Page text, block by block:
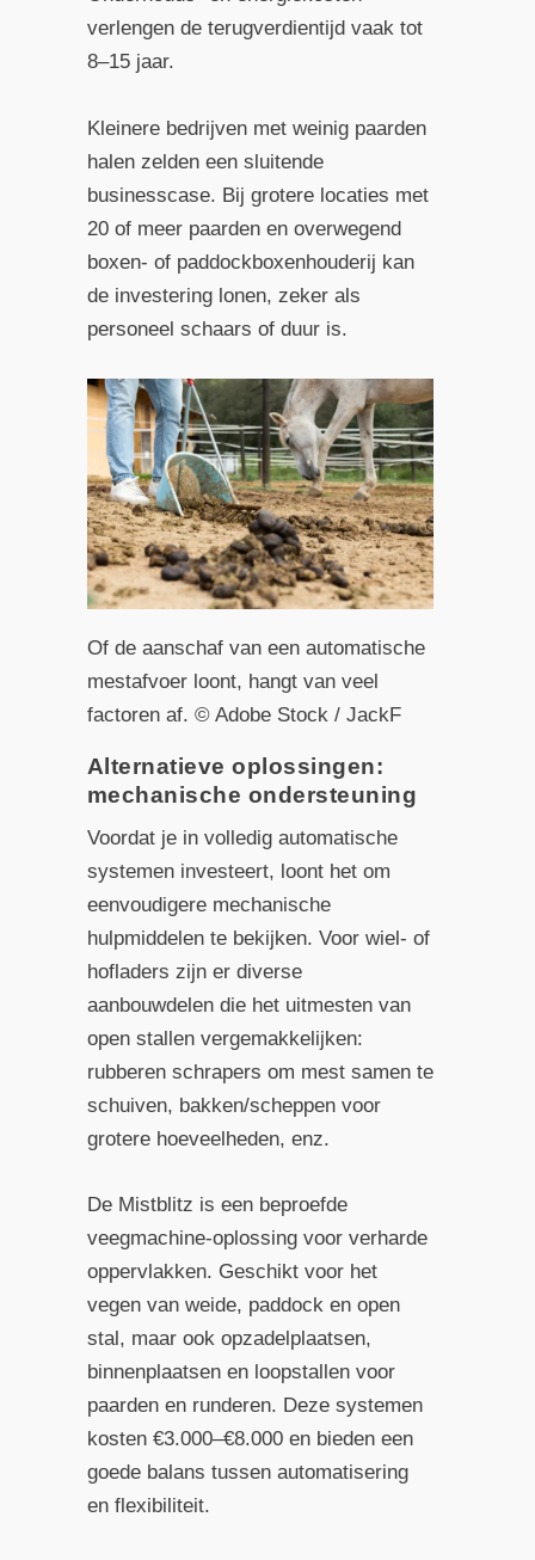
verlengen de terugverdientijd vaak tot
8–15 jaar.
Kleinere bedrijven met weinig paarden
halen zelden een sluitende
businesscase. Bij grotere locaties met
20 of meer paarden en overwegend
boxen- of paddockboxenhouderij kan
de investering lonen, zeker als
personeel schaars of duur is.
Of de aanschaf van een automatische
mestafvoer loont, hangt van veel
factoren af. © Adobe Stock / JackF
Alternatieve oplossingen:
mechanische ondersteuning
Voordat je in volledig automatische
systemen investeert, loont het om
eenvoudigere mechanische
hulpmiddelen te bekijken. Voor wiel- of
hofladers zijn er diverse
aanbouwdelen die het uitmesten van
open stallen vergemakkelijken:
rubberen schrapers om mest samen te
schuiven, bakken/scheppen voor
grotere hoeveelheden, enz.
De Mistblitz is een beproefde
veegmachine-oplossing voor verharde
oppervlakken. Geschikt voor het
vegen van weide, paddock en open
stal, maar ook opzadelplaatsen,
binnenplaatsen en loopstallen voor
paarden en runderen. Deze systemen
kosten €3.000–€8.000 en bieden een
goede balans tussen automatisering
en flexibiliteit.